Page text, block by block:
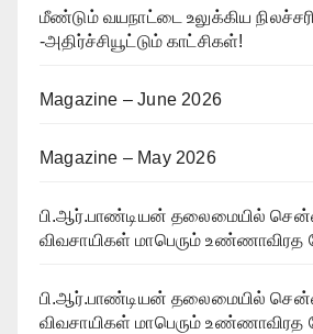
மீண்டும் வயநாட்டை உலுக்கிய
-அதிர்ச்சியூட்டும் காட்சிகள்!
Magazine – June 2026
Magazine – May 2026
பி.ஆர்.பாண்டியன் தலைமையில்
விவசாயிகள் மாபெரும் உண்ணாவிரத
பி.ஆர்.பாண்டியன் தலைமையில்
விவசாயிகள் மாபெரும் உண்ணாவிரத